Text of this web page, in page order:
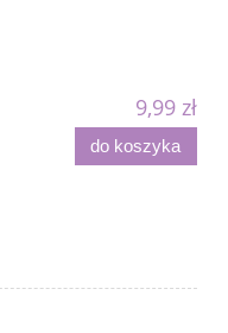
9,99 zł
do koszyka